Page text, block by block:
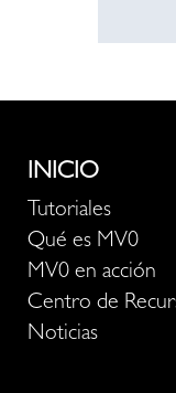
INICIO
Tutoriales
Qué es MV0
MV0 en acción
Centro de
Noticias